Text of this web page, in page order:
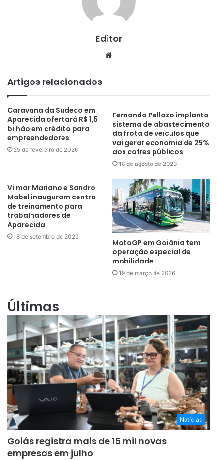
Editor
Website
Artigos relacionados
Caravana da Sudeco em
Aparecida ofertará R$ 1,5
bilhão em crédito para
empreendedores
25 de fevereiro de 2026
Fernando Pellozo implanta
sistema de abastecimento
da frota de veículos que
vai gerar economia de 25%
aos cofres públicos
18 de agosto de 2023
Vilmar Mariano e Sandro
Mabel inauguram centro
de treinamento para
trabalhadores de
Aparecida
18 de setembro de 2023
MotoGP em Goiânia tem
operação especial de
mobilidade
19 de março de 2026
Últimas
Notícias
Goiás registra mais de 15 mil novas
empresas em julho